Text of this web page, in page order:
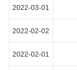
2022-03-01
2022-02-02
2022-02-01